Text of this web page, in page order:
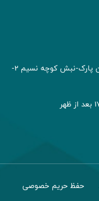
تبریز-ولیعصر-فلکه همافر-خیابان نگین پارک-نبش کوچه نسیم 2-
حفظ حریم خصوصی